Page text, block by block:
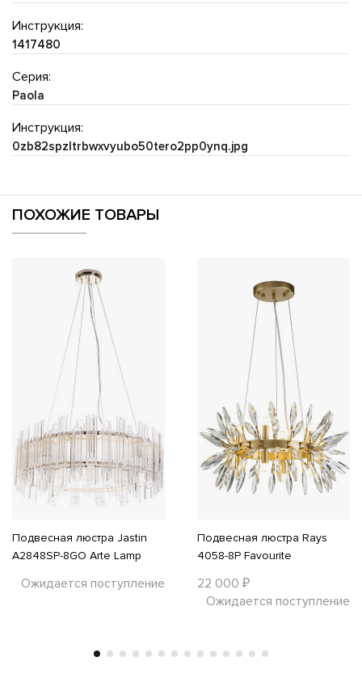
Инструкция:
1417480
Серия:
Paola
Инструкция:
0zb82spzltrbwxvyubo50tero2pp0ynq.jpg
ПОХОЖИЕ ТОВАРЫ
Подвесная люстра Jastin
A2848SP-8GO Arte Lamp
Ожидается поступление
Подвесная люстра Rays
4058-8P Favourite
22 000 ₽
Ожидается поступление